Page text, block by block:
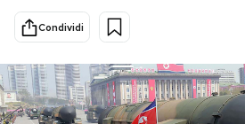
Scienza
Cultura
Economia
Sport
Condividi